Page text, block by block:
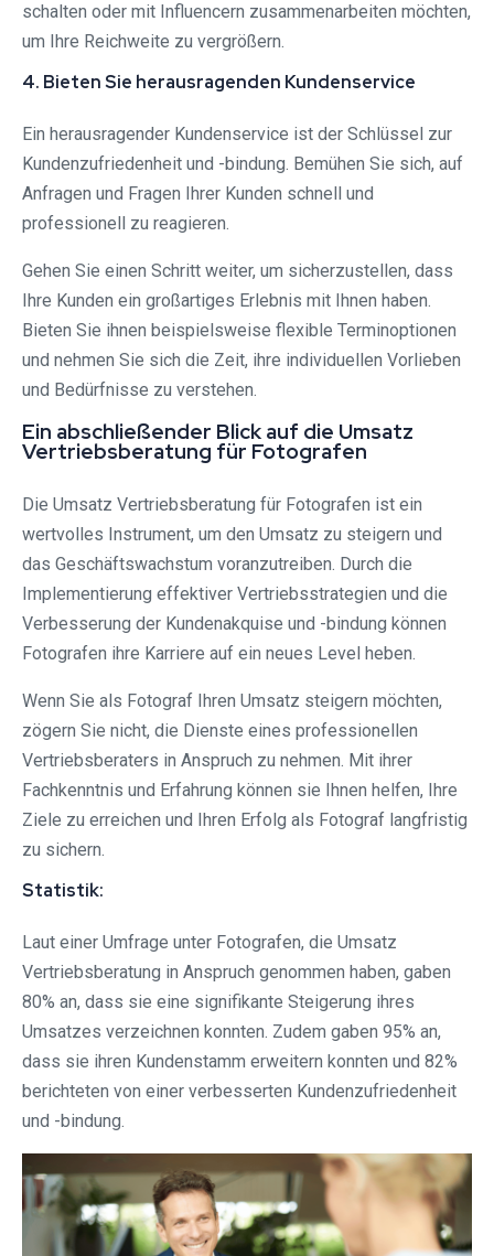
schalten oder mit Influencern zusammenarbeiten möchten,
um Ihre Reichweite zu vergrößern.
4. Bieten Sie herausragenden Kundenservice
Ein herausragender Kundenservice ist der Schlüssel zur
Kundenzufriedenheit und -bindung. Bemühen Sie sich, auf
Anfragen und Fragen Ihrer Kunden schnell und
professionell zu reagieren.
Gehen Sie einen Schritt weiter, um sicherzustellen, dass
Ihre Kunden ein großartiges Erlebnis mit Ihnen haben.
Bieten Sie ihnen beispielsweise flexible Terminoptionen
und nehmen Sie sich die Zeit, ihre individuellen Vorlieben
und Bedürfnisse zu verstehen.
Ein abschließender Blick auf die Umsatz
Vertriebsberatung für Fotografen
Die Umsatz Vertriebsberatung für Fotografen ist ein
wertvolles Instrument, um den Umsatz zu steigern und
das Geschäftswachstum voranzutreiben. Durch die
Implementierung effektiver Vertriebsstrategien und die
Verbesserung der Kundenakquise und -bindung können
Fotografen ihre Karriere auf ein neues Level heben.
Wenn Sie als Fotograf Ihren Umsatz steigern möchten,
zögern Sie nicht, die Dienste eines professionellen
Vertriebsberaters in Anspruch zu nehmen. Mit ihrer
Fachkenntnis und Erfahrung können sie Ihnen helfen, Ihre
Ziele zu erreichen und Ihren Erfolg als Fotograf langfristig
zu sichern.
Statistik:
Laut einer Umfrage unter Fotografen, die Umsatz
Vertriebsberatung in Anspruch genommen haben, gaben
80% an, dass sie eine signifikante Steigerung ihres
Umsatzes verzeichnen konnten. Zudem gaben 95% an,
dass sie ihren Kundenstamm erweitern konnten und 82%
berichteten von einer verbesserten Kundenzufriedenheit
und -bindung.